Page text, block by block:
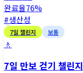
완료율76%
#생산성
7일 챌린지 보통
🚶
7일 만보 걷기 챌린지